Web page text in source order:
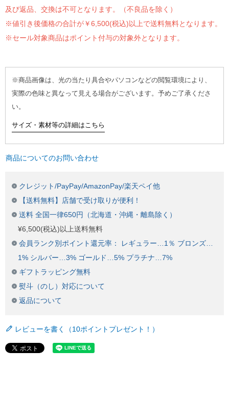
及び返品、交換は不可となります。（不良品を除く）
※値引き後価格の合計が￥6,500(税込)以上で送料無料となります。
※セール対象商品はポイント付与の対象外となります。
※商品画像は、光の当たり具合やパソコンなどの閲覧環境により、
実際の色味と異なって見える場合がございます。予めご了承くださ
い。
サイズ・素材等の詳細はこちら
商品についてのお問い合わせ
クレジット/PayPay/AmazonPay/楽天ペイ他
【送料無料】店舗で受け取りが便利！
送料 全国一律650円（北海道・沖縄・離島除く）
¥6,500(税込)以上送料無料
会員ランク別ポイント還元率： レギュラー…1％ ブロンズ…
1% シルバー…3% ゴールド…5% プラチナ…7%
ギフトラッピング無料
熨斗（のし）対応について
返品について
レビューを書く（10ポイントプレゼント！）